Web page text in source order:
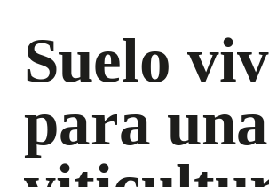
Suelo
para una